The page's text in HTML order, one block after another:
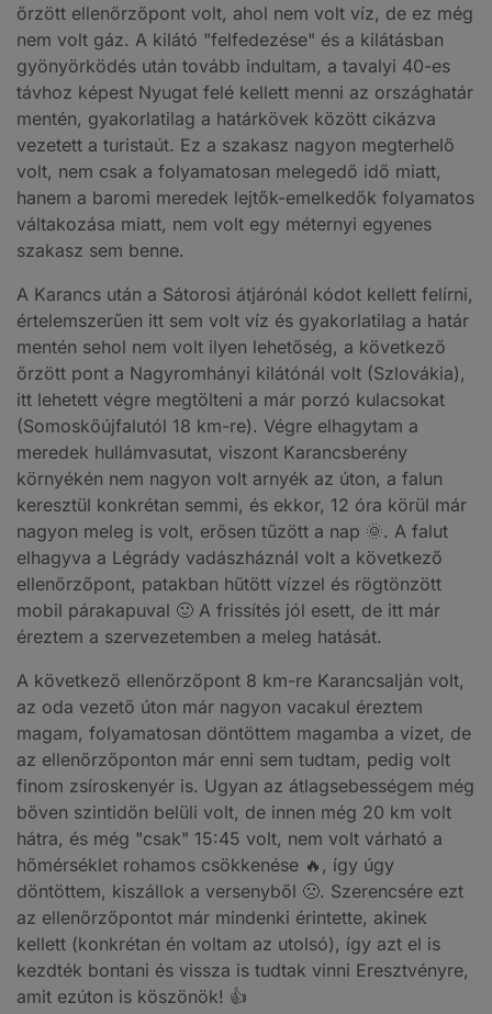
őrzött ellenőrzőpont volt, ahol nem volt víz, de ez még
nem volt gáz. A kilátó "felfedezése" és a kilátásban
gyönyörködés után tovább indultam, a tavalyi 40-es
távhoz képest Nyugat felé kellett menni az országhatár
mentén, gyakorlatilag a határkövek között cikázva
vezetett a turistaút. Ez a szakasz nagyon megterhelő
volt, nem csak a folyamatosan melegedő idő miatt,
hanem a baromi meredek lejtők-emelkedők folyamatos
váltakozása miatt, nem volt egy méternyi egyenes
szakasz sem benne.
A Karancs után a Sátorosi átjárónál kódot kellett felírni,
értelemszerűen itt sem volt víz és gyakorlatilag a határ
mentén sehol nem volt ilyen lehetőség, a következő
őrzött pont a Nagyromhányi kilátónál volt (Szlovákia),
itt lehetett végre megtölteni a már porzó kulacsokat
(Somoskőújfalutól 18 km-re). Végre elhagytam a
meredek hullámvasutat, viszont Karancsberény
környékén nem nagyon volt arnyék az úton, a falun
keresztül konkrétan semmi, és ekkor, 12 óra körül már
nagyon meleg is volt, erősen tűzött a nap 🌞. A falut
elhagyva a Légrády vadászháznál volt a következő
ellenőrzőpont, patakban hűtött vízzel és rögtönzött
mobil párakapuval 🙂 A frissítés jól esett, de itt már
éreztem a szervezetemben a meleg hatását.
A következő ellenőrzőpont 8 km-re Karancsalján volt,
az oda vezető úton már nagyon vacakul éreztem
magam, folyamatosan döntöttem magamba a vizet, de
az ellenőrzőponton már enni sem tudtam, pedig volt
finom zsíroskenyér is. Ugyan az átlagsebességem még
bőven szintidőn belüli volt, de innen még 20 km volt
hátra, és még "csak" 15:45 volt, nem volt várható a
hőmérséklet rohamos csökkenése 🔥, így úgy
döntöttem, kiszállok a versenyből 🙁. Szerencsére ezt
az ellenőrzőpontot már mindenki érintette, akinek
kellett (konkrétan én voltam az utolsó), így azt el is
kezdték bontani és vissza is tudtak vinni Eresztvényre,
amit ezúton is köszönök! 👍